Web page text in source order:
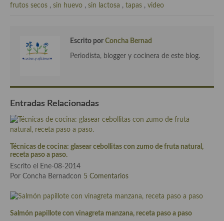
Cocina Britanica
Cocina Danesa
Cocina de Polonia
Cocina Eslovena
Cocina Francesa
Cocina Griega
Cocina Hungara
frutos secos , sin huevo , sin lactosa , tapas , video
Escrito por Concha Bernad
Periodista, blogger y cocinera de este blog.
Entradas Relacionadas
Técnicas de cocina: glasear cebollitas con zumo de fruta natural,
receta paso a paso.
Escrito el Ene-08-2014
Por Concha Bernadcon 5 Comentarios
Salmón papillote con vinagreta manzana, receta paso a paso